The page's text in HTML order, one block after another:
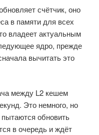
счётчик, оно
в памяти для всех
владеет актуальным
ядро, прежде
вычитать это
между L2 кешем
Это немного, но
обновить
в очередь и ждёт